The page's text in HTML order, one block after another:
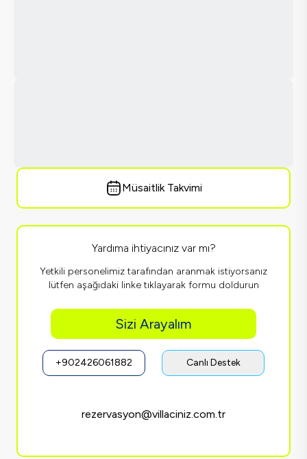
Müsaitlik Takvimi
Yardıma ihtiyacınız var mı?
Yetkili personelimiz tarafından aranmak istiyorsanız
lütfen aşağıdaki linke tıklayarak formu doldurun
Sizi Arayalım
+902426061882 Canlı Destek
rezervasyon@villaciniz.com.tr